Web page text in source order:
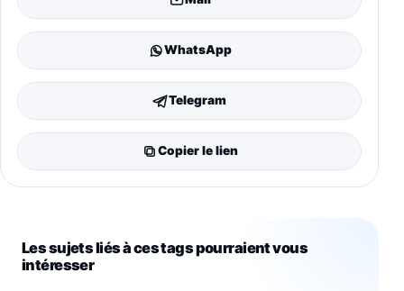
WhatsApp
Telegram
Copier le lien
Les sujets liés à ces tags pourraient vous
intéresser